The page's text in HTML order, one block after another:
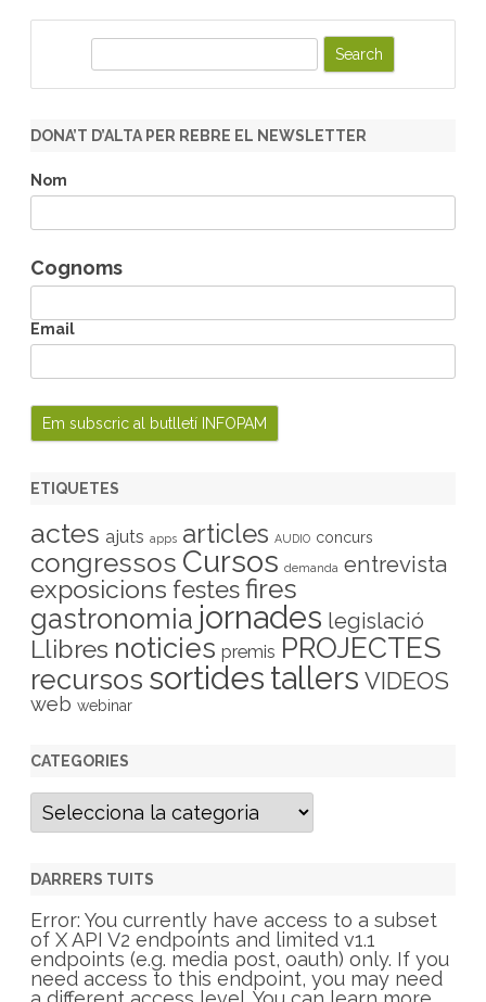
r
h
DONA’T D’ALTA PER REBRE EL NEWSLETTER
Nom
Cognoms
Email
ETIQUETES
actes ajuts apps articles AUDIO concurs
congressos Cursos demanda entrevista
exposicions festesfires
gastronomia jornades legislació
Llibres noticies premis PROJECTES
recursos sortides tallers VIDEOS
web webinar
CATEGORIES
C
t
g
r
i
e
s
DARRERS TUITS
Error: You currently have access to a subset
of X API V2 endpoints and limited v1.1
endpoints (e.g. media post, oauth) only. If you
need access to this endpoint, you may need